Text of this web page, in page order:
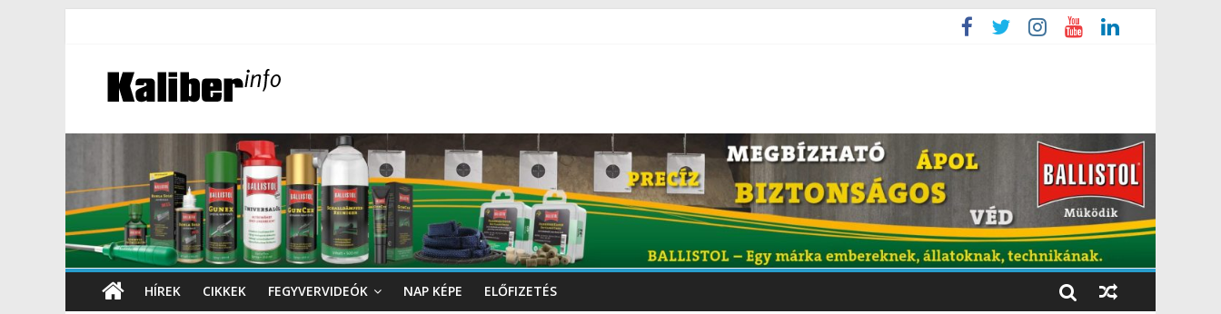
HÍREK CIKKEK FEGYVERVIDEÓK NAP KÉPE ELŐFIZETÉS